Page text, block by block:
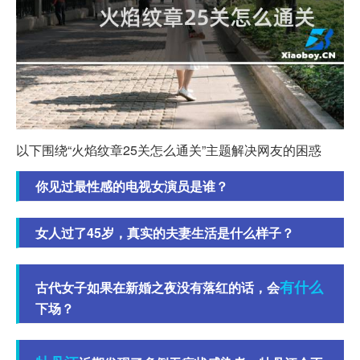
以下围绕“火焰纹章25关怎么通关”主题解决网友的困惑
你见过最性感的电视女演员是谁？
女人过了45岁，真实的夫妻生活是什么样子？
古代女子如果在新婚之夜没有落红的话，会有什么
下场？